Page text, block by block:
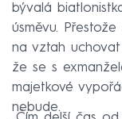
bývalá
úsměvu.
na vztah
že se s
majetkové
nebude.